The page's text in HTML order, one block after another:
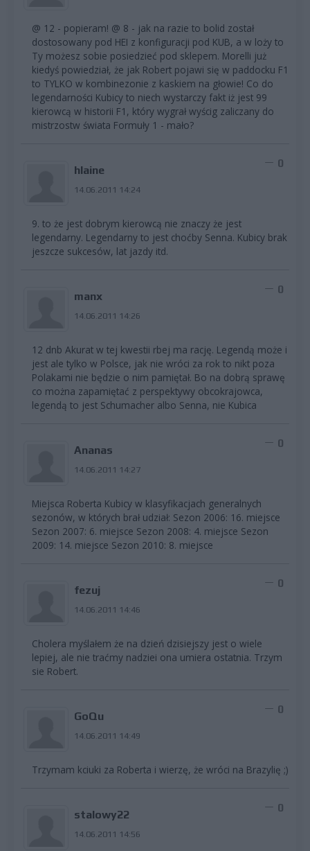
@ 12 - popieram! @ 8 - jak na razie to bolid został
dostosowany pod HEI z konfiguracji pod KUB, a w loży to
Ty możesz sobie posiedzieć pod sklepem. Morelli już
kiedyś powiedział, że jak Robert pojawi się w paddocku F1
to TYLKO w kombinezonie z kaskiem na głowie! Co do
legendarności Kubicy to niech wystarczy fakt iż jest 99
kierowcą w historii F1, który wygrał wyścig zaliczany do
mistrzostw świata Formuły 1 - mało?
hlaine
14.06.2011 14:24
0
9. to że jest dobrym kierowcą nie znaczy że jest
legendarny. Legendarny to jest choćby Senna. Kubicy brak
jeszcze sukcesów, lat jazdy itd.
manx
14.06.2011 14:26
0
12 dnb Akurat w tej kwestii rbej ma rację. Legendą może i
jest ale tylko w Polsce, jak nie wróci za rok to nikt poza
Polakami nie będzie o nim pamiętał. Bo na dobrą sprawę
co można zapamiętać z perspektywy obcokrajowca,
legendą to jest Schumacher albo Senna, nie Kubica
Ananas
14.06.2011 14:27
0
Miejsca Roberta Kubicy w klasyfikacjach generalnych
sezonów, w których brał udział: Sezon 2006: 16. miejsce
Sezon 2007: 6. miejsce Sezon 2008: 4. miejsce Sezon
2009: 14. miejsce Sezon 2010: 8. miejsce
fezuj
14.06.2011 14:46
0
Cholera myślałem że na dzień dzisiejszy jest o wiele
lepiej, ale nie traćmy nadziei ona umiera ostatnia. Trzym
sie Robert.
GoQu
14.06.2011 14:49
0
Trzymam kciuki za Roberta i wierzę, że wróci na Brazylię ;)
stalowy22
14.06.2011 14:56
0